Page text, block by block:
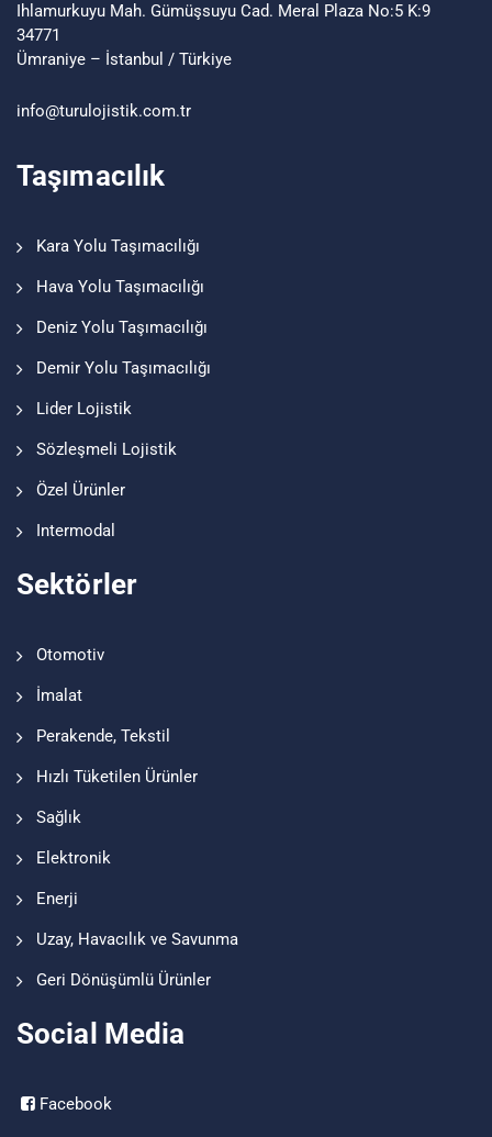
Ihlamurkuyu Mah. Gümüşsuyu Cad. Meral Plaza No:5 K:9
34771
Ümraniye – İstanbul / Türkiye
info@turu lojistik.com.tr
Taşımacılık
Kara Yolu Taşımacılığı
Hava Yolu Taşımacılığı
Deniz Yolu Taşımacılığı
Demir Yolu Taşımacılığı
Lider Lojistik
Sözleşmeli Lojistik
Özel Ürünler
Intermodal
Sektörler
Otomotiv
İmalat
Perakende, Tekstil
Hızlı Tüketilen Ürünler
Sağlık
Elektronik
Enerji
Uzay, Havacılık ve Savunma
Geri Dönüşümlü Ürünler
Social Media
Facebook